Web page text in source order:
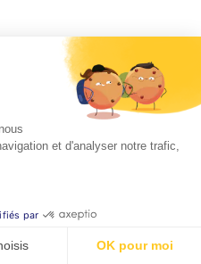
et d'analyser notre trafic,
par
OK pour moi